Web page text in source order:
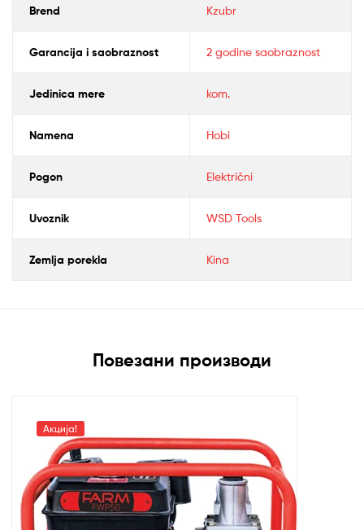
Brend Kzubr
Garancija i saobraznost 2 godine saobraznost
Jedinica mere kom.
Namena Hobi
Pogon Električni
Uvoznik WSD Tools
Zemlja porekla Kina
Повезани производи
Акција!